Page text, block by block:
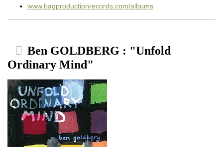
www.bagproductionrecords.com/albums
Ben GOLDBERG : "Unfold
Ordinary Mind"